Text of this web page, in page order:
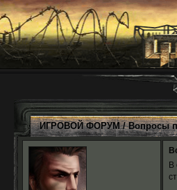
ИГРОВОЙ ФОРУМ/Вопросы
В